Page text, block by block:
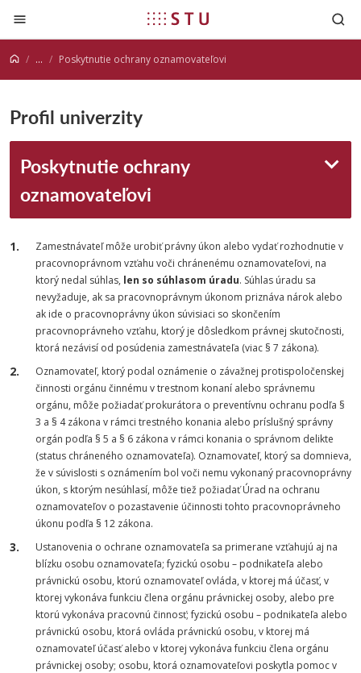
Prejsť na obsah
... Poskytnutie ochrany oznamovateľovi
Profil univerzity
Poskytnutie ochrany
oznamovateľovi
Zamestnávateľ môže urobiť právny úkon alebo vydať rozhodnutie v
pracovnoprávnom vzťahu voči chránenému oznamovateľovi, na
ktorý nedal súhlas, len so súhlasom úradu. Súhlas úradu sa
nevyžaduje, ak sa pracovnoprávnym úkonom priznáva nárok alebo
ak ide o pracovnoprávny úkon súvisiaci so skončením
pracovnoprávneho vzťahu, ktorý je dôsledkom právnej skutočnosti,
ktorá nezávisí od posúdenia zamestnávateľa (viac § 7 zákona).
Oznamovateľ, ktorý podal oznámenie o závažnej protispoločenskej
činnosti orgánu činnému v trestnom konaní alebo správnemu
orgánu, môže požiadať prokurátora o preventívnu ochranu podľa §
3 a § 4 zákona v rámci trestného konania alebo príslušný správny
orgán podľa § 5 a § 6 zákona v rámci konania o správnom delikte
(status chráneného oznamovateľa). Oznamovateľ, ktorý sa domnieva,
že v súvislosti s oznámením bol voči nemu vykonaný pracovnoprávny
úkon, s ktorým nesúhlasí, môže tiež požiadať Úrad na ochranu
oznamovateľov o pozastavenie účinnosti tohto pracovnoprávneho
úkonu podľa § 12 zákona.
Ustanovenia o ochrane oznamovateľa sa primerane vzťahujú aj na
blízku osobu oznamovateľa; fyzickú osobu – podnikateľa alebo
právnickú osobu, ktorú oznamovateľ ovláda, v ktorej má účasť, v
ktorej vykonáva funkciu člena orgánu právnickej osoby, alebo pre
ktorú vykonáva pracovnú činnosť; fyzickú osobu – podnikateľa alebo
právnickú osobu, ktorá ovláda právnickú osobu, v ktorej má
oznamovateľ účasť alebo v ktorej vykonáva funkciu člena orgánu
právnickej osoby; osobu, ktorá oznamovateľovi poskytla pomoc v